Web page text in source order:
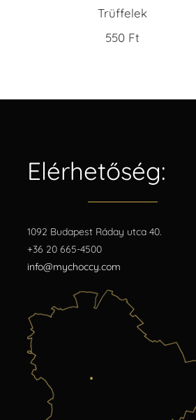
Trüffelek
550 Ft
Elérhetőség:
1092 Budapest Ráday utca 40.
+36 20 665-4500
info@mychoccy.com